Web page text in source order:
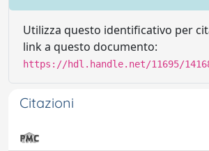
Utilizza questo identificativo per
link a questo documento:
https://hdl.handle.net/11695/
Citazioni